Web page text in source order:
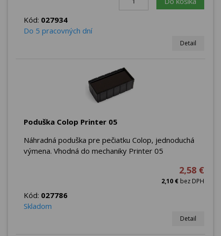
Kód: 027934
Do 5 pracovných dní
Detail
Poduška Colop Printer 05
Náhradná poduška pre pečiatku Colop, jednoduchá
výmena. Vhodná do mechaniky Printer 05
2,58 €
2,10 € bez DPH
Kód: 027786
Skladom
Detail